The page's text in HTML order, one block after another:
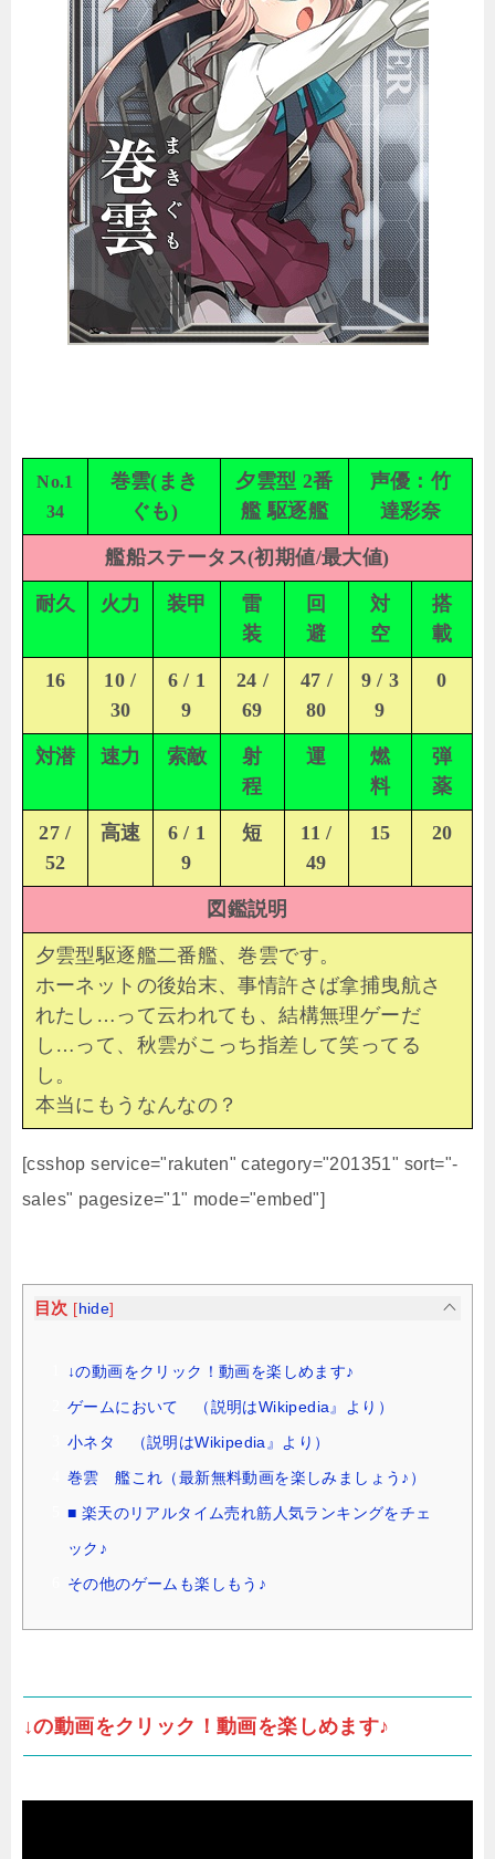
No.1
34
巻雲(まき
ぐも)
夕雲型 2番
艦 駆逐艦
声優：竹
達彩奈
艦船ステータス(初期値/最大値)
耐久 火力 装甲
雷
装
回
避
対
空
搭
載
16
10 /
30
6 / 1
9
24 /
69
47 /
80
9 / 3
9
0
対潜 速力 索敵
射
程
運
燃
料
弾
薬
27 /
52
高速
6 / 1
9
短
11 /
49
15 20
図鑑説明
夕雲型駆逐艦二番艦、巻雲です。
ホーネットの後始末、事情許さば拿捕曳航さ
れたし…って云われても、結構無理ゲーだ
し…って、秋雲がこっち指差して笑ってる
し。
本当にもうなんなの？
[csshop service="rakuten" category="201351" sort="-
sales" pagesize="1" mode="embed"]
目次 [ hide]
↓の動画をクリック！動画を楽しめます♪
ゲームにおいて （説明はWikipedia』より）
小ネタ （説明はWikipedia』より）
巻雲 艦これ（最新無料動画を楽しみましょう♪）
■ 楽天のリアルタイム売れ筋人気ランキングをチェ
ック♪
その他のゲームも楽しもう♪
↓の動画をクリック！動画を楽しめます♪